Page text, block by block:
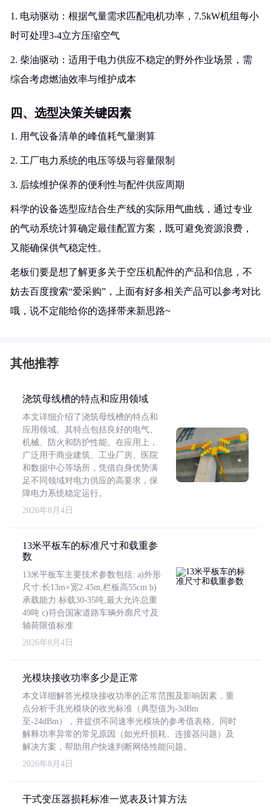
1. 电动驱动：根据气量需求匹配电机功率，7.5kW机组每小
时可处理3-4立方压缩空气
2. 柴油驱动：适用于电力供应不稳定的野外作业场景，需
综合考虑燃油效率与维护成本
四、选型决策关键因素
1. 用气设备清单的峰值耗气量测算
2. 工厂电力系统的电压等级与容量限制
3. 后续维护保养的便利性与配件供应周期
科学的设备选型应结合生产线的实际用气曲线，通过专业
的气动系统计算确定最佳配置方案，既可避免资源浪费，
又能确保供气稳定性。
老板们要是想了解更多关于空压机配件的产品和信息，不
妨去百度搜索“爱采购”，上面有好多相关产品可以参考对比
哦，说不定能给你的选择带来新思路~
其他推荐
浇筑母线槽的特点和应用领域
本文详细介绍了浇筑母线槽的特点和
应用领域。其特点包括良好的电气、
机械、防火和防护性能。在应用上，
广泛用于商业建筑、工业厂房、医院
和数据中心等场所，凭借自身优势满
足不同领域对电力供应的高要求，保
障电力系统稳定运行。
2026年8月4日
13米平板车的标准尺寸和载重参
数
13米平板车主要技术参数包括: a)外形
尺寸:长13m×宽2.45m,栏板高55cm b)
承载能力:标载30-35吨,最大允许总重
49吨 c)符合国家道路车辆外廓尺寸及
轴荷限值标准
2026年8月4日
光模块接收功率多少是正常
本文详细解答光模块接收功率的正常范围及影响因素，重
点分析千兆光模块的收光标准（典型值为-3dBm
至-24dBm），并提供不同速率光模块的参考值表格。同时
解释功率异常的常见原因（如光纤损耗、连接器问题）及
解决方案，帮助用户快速判断网络性能问题。
2026年8月4日
干式变压器损耗标准一览表及计算方法